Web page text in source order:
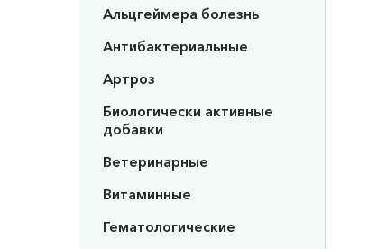
Альцгеймера болезнь
Антибактериальные
Артроз
Биологически активные
добавки
Ветеринарные
Витаминные
Гематологические